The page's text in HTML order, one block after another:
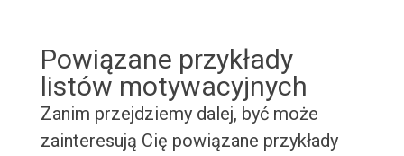
Powiązane przykłady
listów motywacyjnych
Zanim przejdziemy dalej, być może
zainteresują Cię powiązane przykłady